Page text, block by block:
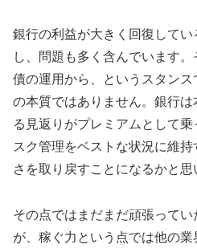
銀行の利益が大きく回復して
し、問題も多く含んでいます
債の運用から、というスタン
の本質ではありません。銀行
る見返りがプレミアムとして
スク管理をベストな状況に維
さを取り戻すことになるかと思
その点ではまだまだ頑張って
が、稼ぐ力という点では他の